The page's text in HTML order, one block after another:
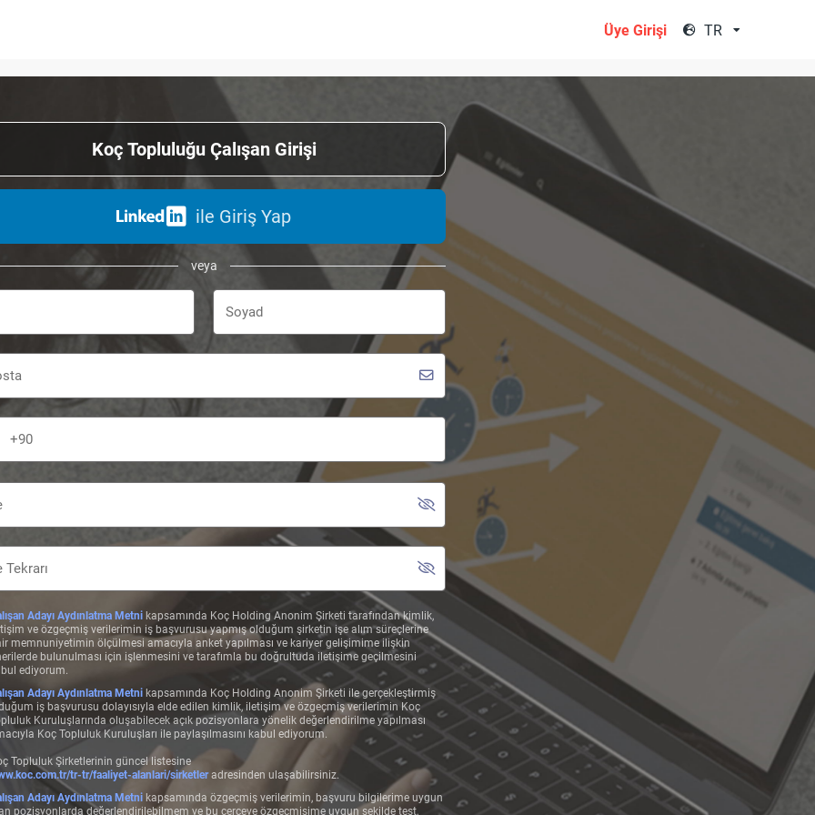
Üye Girişi TR
Koç Topluluğu Çalışan Girişi
ile Giriş Yap
veya
Adayı Aydınlatma Metni kapsamında Koç Holding Anonim Şirketi tarafından kimlik,
ve özgeçmiş verilerimin iş başvurusu yapmış olduğum şirketin işe alım süreçlerine
memnuniyetimin ölçülmesi amacıyla anket yapılması ve kariyer gelişimime ilişkin
bulunulması için işlenmesini ve tarafımla bu doğrultuda iletişime geçilmesini
ediyorum.
Adayı Aydınlatma Metni kapsamında Koç Holding Anonim Şirketi ile gerçekleştirmiş
iş başvurusu dolayısıyla elde edilen kimlik, iletişim ve özgeçmiş verilerimin Koç
Kuruluşlarında oluşabilecek açık pozisyonlara yönelik değerlendirilme yapılması
Koç Topluluk Kuruluşları ile paylaşılmasını kabul ediyorum.
Topluluk Şirketlerinin güncel listesine
tr-tr/faaliyet-alanlari/sirketleradresinden ulaşabilirsiniz.
Adayı Aydınlatma Metni kapsamında özgeçmiş verilerimin, başvuru bilgilerime uygun
pozisyonlarda değerlendirilebilmem ve bu çerçeve özgeçmişime uygun şekilde test,